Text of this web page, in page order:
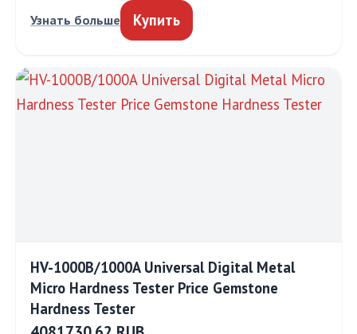
Узнать больше Купить
HV-1000B/1000A Universal Digital Metal
Micro Hardness Tester Price Gemstone
Hardness Tester